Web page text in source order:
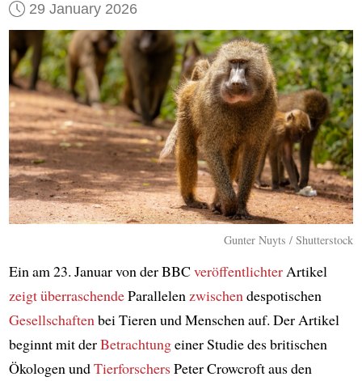
29 January 2026
Gunter Nuyts / Shutterstock
Ein am 23. Januar von der BBCveröffentlichterArtikel
zeigtüberraschendeParallelen zwischen despotischen
Gesellschaften bei Tieren und Menschen auf. Der Artikel
beginnt mit derBetrachtungeiner Studie des britischen
Ökologen undTierforschersPeter Crowcroft aus den